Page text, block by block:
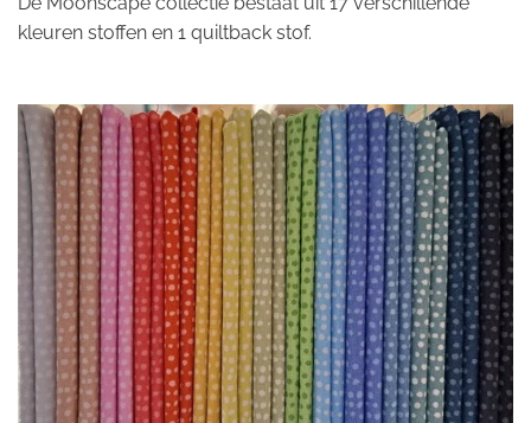
kleuren stoffen en 1 quiltback stof.